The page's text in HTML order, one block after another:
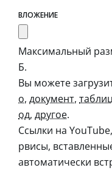
ВЛОЖЕНИЕ
Максимальный
Б.
Вы можете
о, документ,
од, другое.
Ссылки на
рвисы,
автоматически